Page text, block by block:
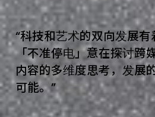
“科技和艺术的双向发展有
「不准停电」意在探讨跨
内容的多维度思考，发展
可能。”